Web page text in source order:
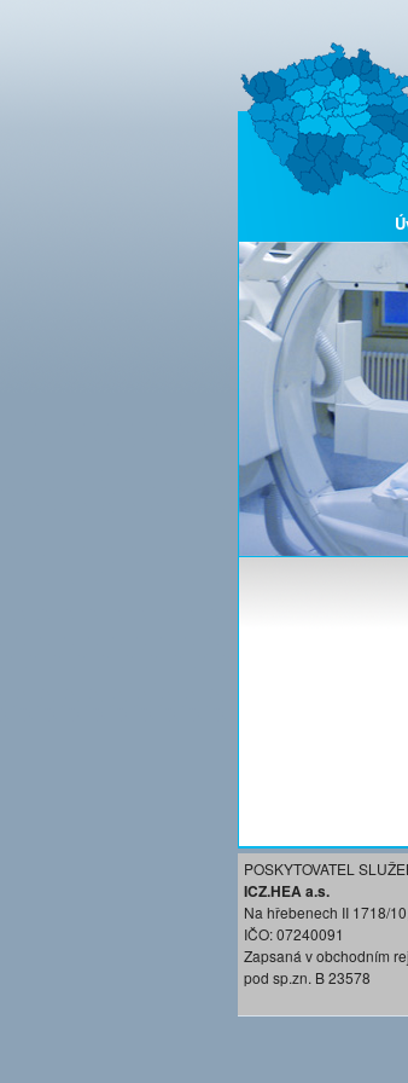
POSKYTOVATEL
ICZ.HEA a.s.
Na hřebenech II 1718/
IČO: 07240091
Zapsaná v obchodním
pod sp.zn. B 23578